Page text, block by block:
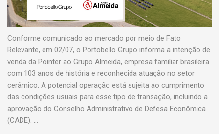
Conforme comunicado ao mercado por meio de Fato
Relevante, em 02/07, o Portobello Grupo informa a intenção de
venda da Pointer ao Grupo Almeida, empresa familiar brasileira
com 103 anos de história e reconhecida atuação no setor
cerâmico. A potencial operação está sujeita ao cumprimento
das condições usuais para esse tipo de transação, incluindo a
aprovação do Conselho Administrativo de Defesa Econômica
(CADE). …